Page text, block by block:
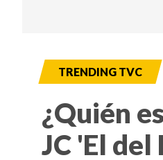
TRENDING TVC
¿Quién
JC 'El